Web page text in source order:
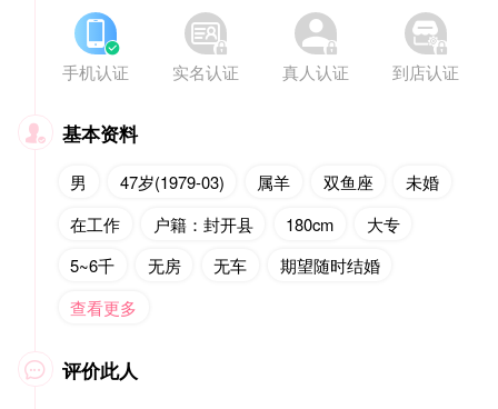


手机认证


实名认证


真人认证


到店认证
 基本资料
男 47岁(1979-03) 属羊 双鱼座
未婚
在工作
户籍：封开县 180cm
大专
5~6千
无房 无车
期望随时结婚
查看更多
 评价此人